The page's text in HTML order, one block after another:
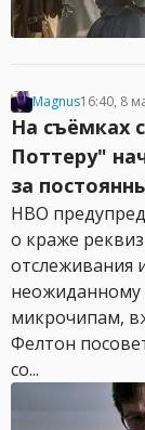
Magnus16:40, 8
На съёмках
Поттеру"
за
HBO
о краже
отслеживания
микрочипам,
Фелтон
со...